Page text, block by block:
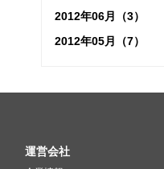
2012年06月（3）
2012年05月（7）
運営会社